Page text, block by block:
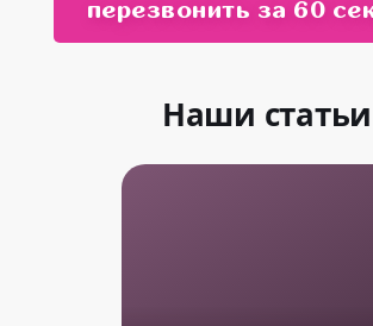
перезвонить за 60
Наши статьи